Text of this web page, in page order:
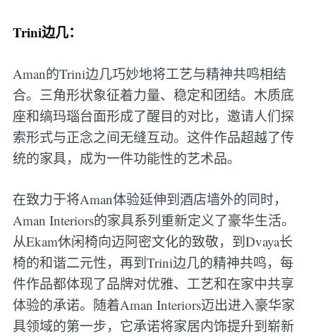
Trini边几：
Aman的Trini边几巧妙地将工艺与精神共鸣相结
合。三角形状象征着力量、稳定和团结。木质底
座和缟玛瑙台面形成了醒目的对比，邀请人们探
索形式与正念之间无缝互动。这件作品超越了传
统的家具，成为一件功能性的艺术品。
在致力于将Aman体验延伸到酒店墙外的同时，
Aman Interiors的家具系列重新定义了豪华生活。
从Ekam休闲椅向迈阿密文化的致敬，到Dvaya长
椅的和谐二元性，再到Trini边几的精神共鸣，每
件作品都体现了品牌对优雅、工艺和在家中共享
体验的承诺。随着Aman Interiors迈出进入豪华家
具领域的第一步，它承诺将家居内饰提升到崭新